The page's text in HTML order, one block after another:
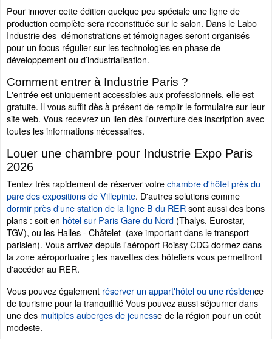
Pour innover cette édition quelque peu spéciale une ligne de
production complète sera reconstituée sur le salon. Dans le Labo
Industrie des démonstrations et témoignages seront organisés
pour un focus régulier sur les technologies en phase de
développement ou d’industrialisation.
Comment entrer à Industrie Paris ?
L'entrée est uniquement accessibles aux professionnels, elle est
gratuite. Il vous suffit dès à présent de remplir le formulaire sur leur
site web. Vous recevrez un lien dès l'ouverture des inscription avec
toutes les informations nécessaires.
Louer une chambre pour Industrie Expo Paris
2026
Tentez très rapidement de réserver votrechambre d'hôtel près du
parc des expositions de Villepinte. D'autres solutions comme
dormir près d'une station de la ligne B du RERsont aussi des bons
plans : soit en hôtel sur Paris Gare du Nord (Thalys, Eurostar,
TGV), ou les Halles - Châtelet (axe important dans le transport
parisien). Vous arrivez depuis l'aéroport Roissy CDG dormez dans
la zone aéroportuaire ; les navettes des hôteliers vous permettront
d'accéder au RER.
Vous pouvez également réserver un appart'hôtel ou une résidence
de tourisme pour la tranquillité Vous pouvez aussi séjourner dans
une des multiples auberges de jeunesse de la région pour un coût
modeste.